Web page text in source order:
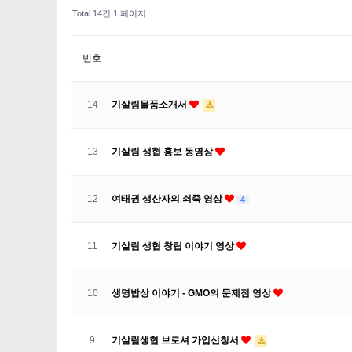
Total 14건 1 페이지
번호
14 기살림물품소개서
13 기살림 생협 홍보 동영상
12 여태권 생산자의 쇠죽 영상 4
11 기살림 생협 창립 이야기 영상
10 생명밥상 이야기 - GMO의 문제점 영상
9 기살림생협 브로셔 가입신청서